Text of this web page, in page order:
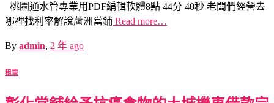
桃園通水管專業用PDF編輯軟體8點 44分 40秒 老闆們經營去
哪裡找利率解說蘆洲當鋪 Read more…
By admin, 2 年 ago
租車